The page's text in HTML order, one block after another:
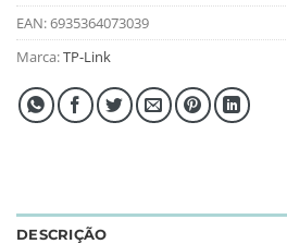
EAN:6935364073039
Marca:TP-Link
DESCRIÇÃO